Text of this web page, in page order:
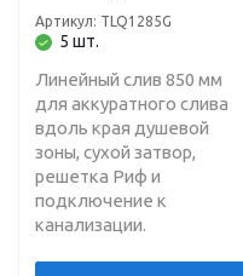
нержавеющая сталь
глянец "Риф" TLQ1285G
5 шт.
Артикул: TLQ1285G
Линейный слив 850 мм
для аккуратного слива
вдоль края душевой
зоны, сухой затвор,
решетка Риф и
подключение к
канализации.